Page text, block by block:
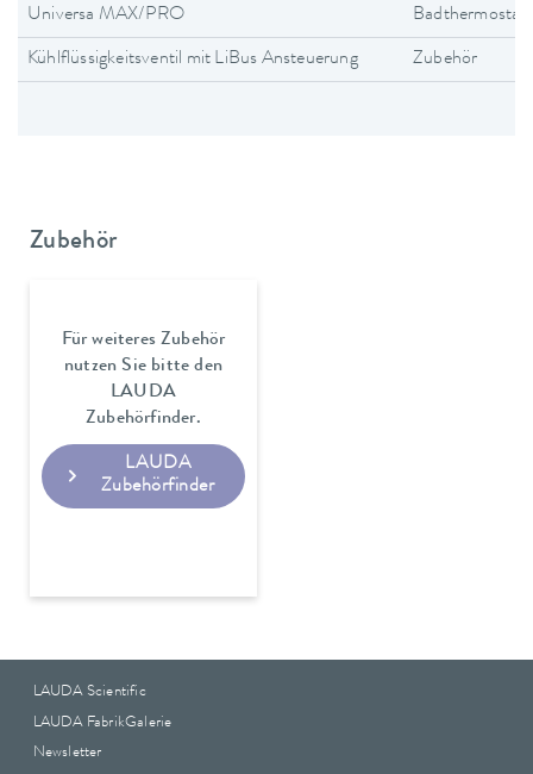
Universa MAX/PRO
Kühlflüssigkeitsventil mit LiBus Ansteuerung Zubehör
Zubehör
Für weiteres Zubehör
nutzen Sie bitte den
LAUDA
Zubehörfinder.
LAUDA
Zubehörfinder
LAUDA Scientific
LAUDA FabrikGalerie
Newsletter